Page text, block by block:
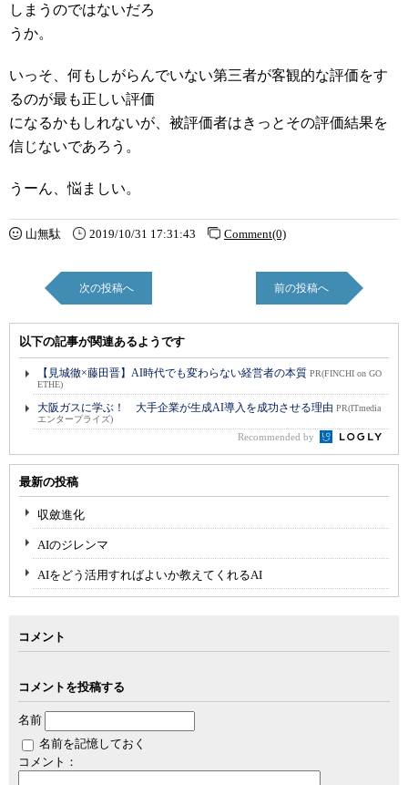
しまうのではないだろ
うか。
いっそ、何もしがらんでいない第三者が客観的な評価をす
るのが最も正しい評価
になるかもしれないが、被評価者はきっとその評価結果を
信じないであろう。
うーん、悩ましい。
山無駄 2019/10/31 17:31:43 Comment(0)
次の投稿へ 前の投稿へ
以下の記事が関連あるようです
【見城徹×藤田晋】AI時代でも変わらない経営者の本質 PR(FINCHI on GO
ETHE)
大阪ガスに学ぶ！ 大手企業が生成AI導入を成功させる理由 PR(ITmedia
エンタープライズ)
Recommended by
最新の投稿
収斂進化
AIのジレンマ
AIをどう活用すればよいか教えてくれるAI
コメント
コメントを投稿する
名前
名前を記憶しておく
コメント：